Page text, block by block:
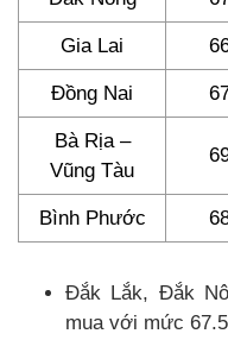
Gia Lai
Đồng Nai
Bà Rịa –
Vũng Tàu
Bình Phước
Đắk Lắk, Đắk
mua với mức